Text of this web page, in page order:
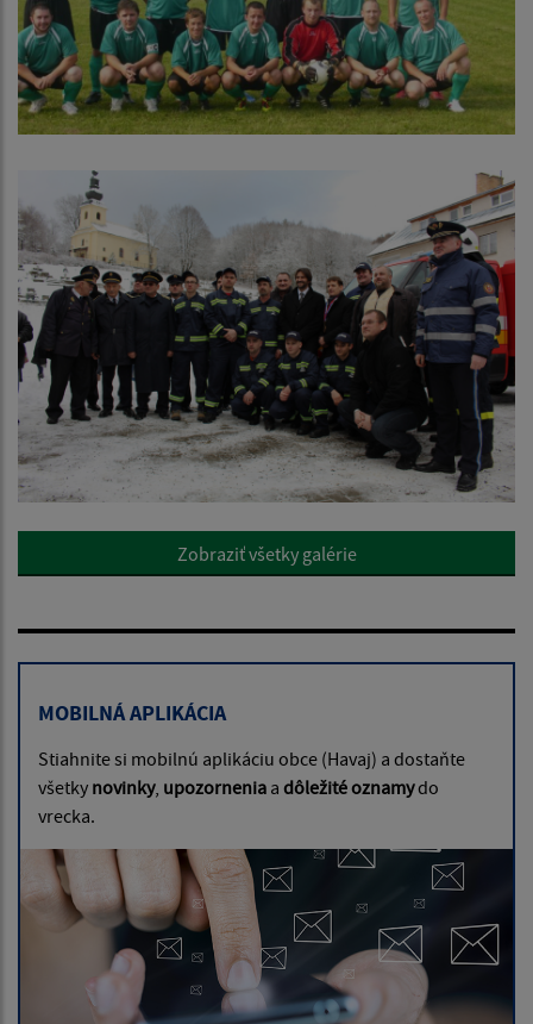
Zobraziť všetky galérie
MOBILNÁ APLIKÁCIA
Stiahnite si mobilnú aplikáciu obce (Havaj) a dostaňte
všetky novinky, upozornenia a dôležité oznamydo
vrecka.